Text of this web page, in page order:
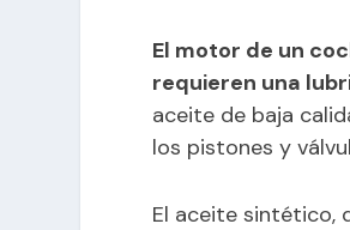
El motor de un
requieren una
aceite de baja
los pistones y
El aceite sintético,